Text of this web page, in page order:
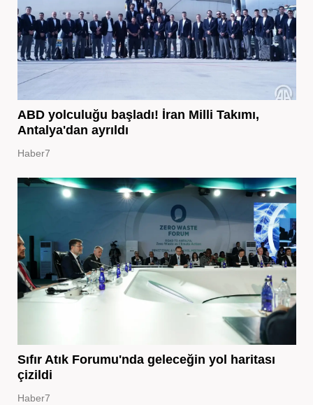
ABD yolculuğu başladı! İran Milli Takımı,
Antalya'dan ayrıldı
Haber7
Sıfır Atık Forumu'nda geleceğin yol haritası
çizildi
Haber7